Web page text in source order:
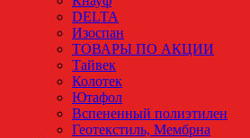
DELTA
Изоспан
ТОВАРЫ ПО АКЦИИ
Тайвек
Колотек
Ютафол
Вспененный полиэтилен
Геотекстиль, Мембрна